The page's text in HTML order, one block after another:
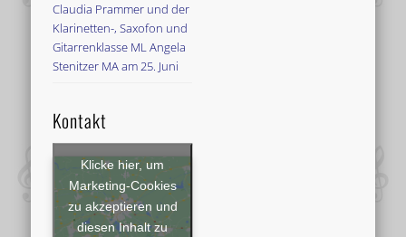
Claudia Prammer und der
Klarinetten-, Saxofon und
Gitarrenklasse ML Angela
Stenitzer MA am 25. Juni
Kontakt
Klicke hier, um
Marketing-Cookies
zu akzeptieren und
diesen Inhalt zu